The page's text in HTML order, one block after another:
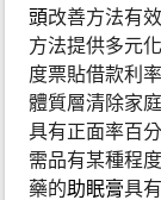
頭改善方法有
方法提供多元化
度票貼借款利
體質層清除家
具有正面率百
需品有某種程
藥的助眠膏具